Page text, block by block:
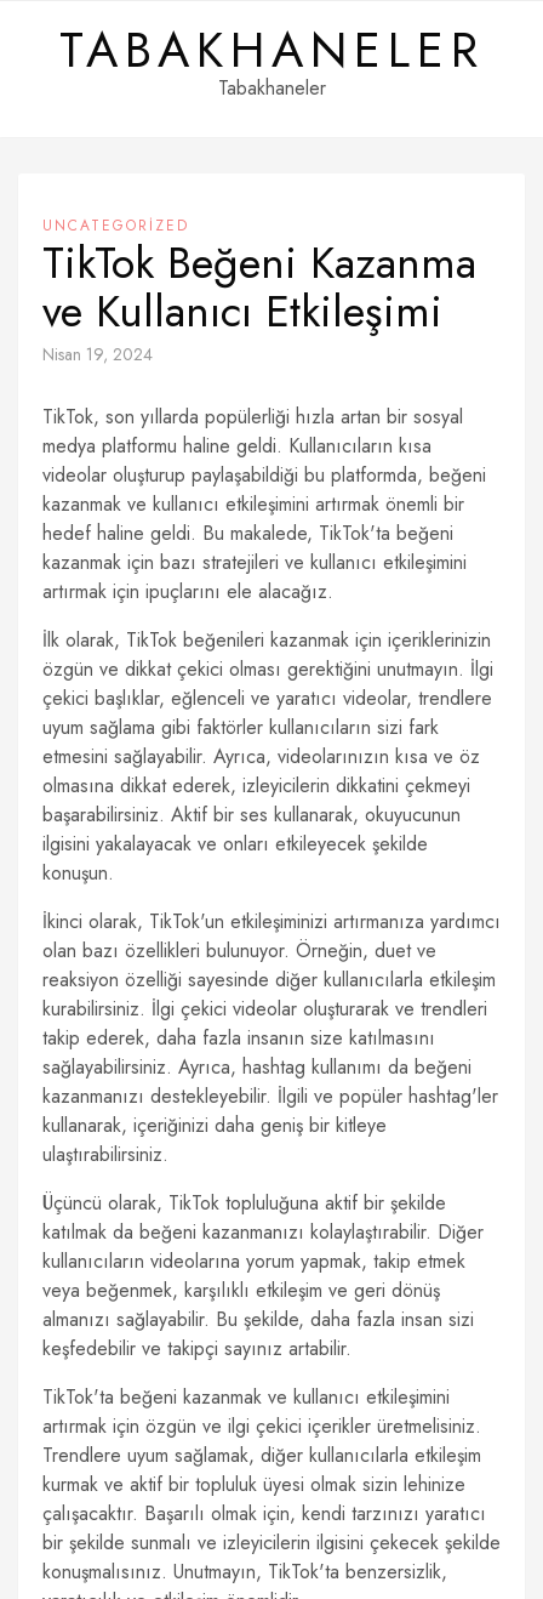
TABAKHANELER
Tabakhaneler
UNCATEGORIZED
TikTok Beğeni Kazanma
ve Kullanıcı Etkileşimi
Nisan 19, 2024
TikTok, son yıllarda popülerliği hızla artan bir sosyal
medya platformu haline geldi. Kullanıcıların kısa
videolar oluşturup paylaşabildiği bu platformda, beğeni
kazanmak ve kullanıcı etkileşimini artırmak önemli bir
hedef haline geldi. Bu makalede, TikTok'ta beğeni
kazanmak için bazı stratejileri ve kullanıcı etkileşimini
artırmak için ipuçlarını ele alacağız.
İlk olarak, TikTok beğenileri kazanmak için içeriklerinizin
özgün ve dikkat çekici olması gerektiğini unutmayın. İlgi
çekici başlıklar, eğlenceli ve yaratıcı videolar, trendlere
uyum sağlama gibi faktörler kullanıcıların sizi fark
etmesini sağlayabilir. Ayrıca, videolarınızın kısa ve öz
olmasına dikkat ederek, izleyicilerin dikkatini çekmeyi
başarabilirsiniz. Aktif bir ses kullanarak, okuyucunun
ilgisini yakalayacak ve onları etkileyecek şekilde
konuşun.
İkinci olarak, TikTok'un etkileşiminizi artırmanıza yardımcı
olan bazı özellikleri bulunuyor. Örneğin, duet ve
reaksiyon özelliği sayesinde diğer kullanıcılarla etkileşim
kurabilirsiniz. İlgi çekici videolar oluşturarak ve trendleri
takip ederek, daha fazla insanın size katılmasını
sağlayabilirsiniz. Ayrıca, hashtag kullanımı da beğeni
kazanmanızı destekleyebilir. İlgili ve popüler hashtag'ler
kullanarak, içeriğinizi daha geniş bir kitleye
ulaştırabilirsiniz.
Üçüncü olarak, TikTok topluluğuna aktif bir şekilde
katılmak da beğeni kazanmanızı kolaylaştırabilir. Diğer
kullanıcıların videolarına yorum yapmak, takip etmek
veya beğenmek, karşılıklı etkileşim ve geri dönüş
almanızı sağlayabilir. Bu şekilde, daha fazla insan sizi
keşfedebilir ve takipçi sayınız artabilir.
TikTok'ta beğeni kazanmak ve kullanıcı etkileşimini
artırmak için özgün ve ilgi çekici içerikler üretmelisiniz.
Trendlere uyum sağlamak, diğer kullanıcılarla etkileşim
kurmak ve aktif bir topluluk üyesi olmak sizin lehinize
çalışacaktır. Başarılı olmak için, kendi tarzınızı yaratıcı
bir şekilde sunmalı ve izleyicilerin ilgisini çekecek şekilde
konuşmalısınız. Unutmayın, TikTok'ta benzersizlik,